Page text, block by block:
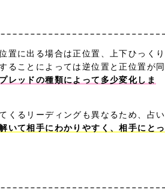
置に出る場合は正位置、上下ひっくり
ることによっては逆位置と正位置が同
レッドの種類によって多少変化しま
くるリーディングも異なるため、占い
いて相手にわかりやすく、相手にとっ